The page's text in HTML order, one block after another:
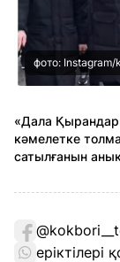
фото: Instagram/
«Дала
кәмелетке
сатылғанын
еріктілері